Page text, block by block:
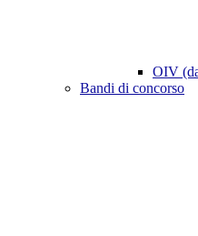
OIV
Bandi di concorso